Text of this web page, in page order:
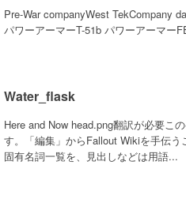
Pre-War companyWest TekCompany
パワーアーマーT-51b パワーアーマー
Water_flask
Here and Now head.png翻訳が必要こ
す。「編集」からFallout Wikiを手伝
固有名詞一覧を、見出しなどは用語...